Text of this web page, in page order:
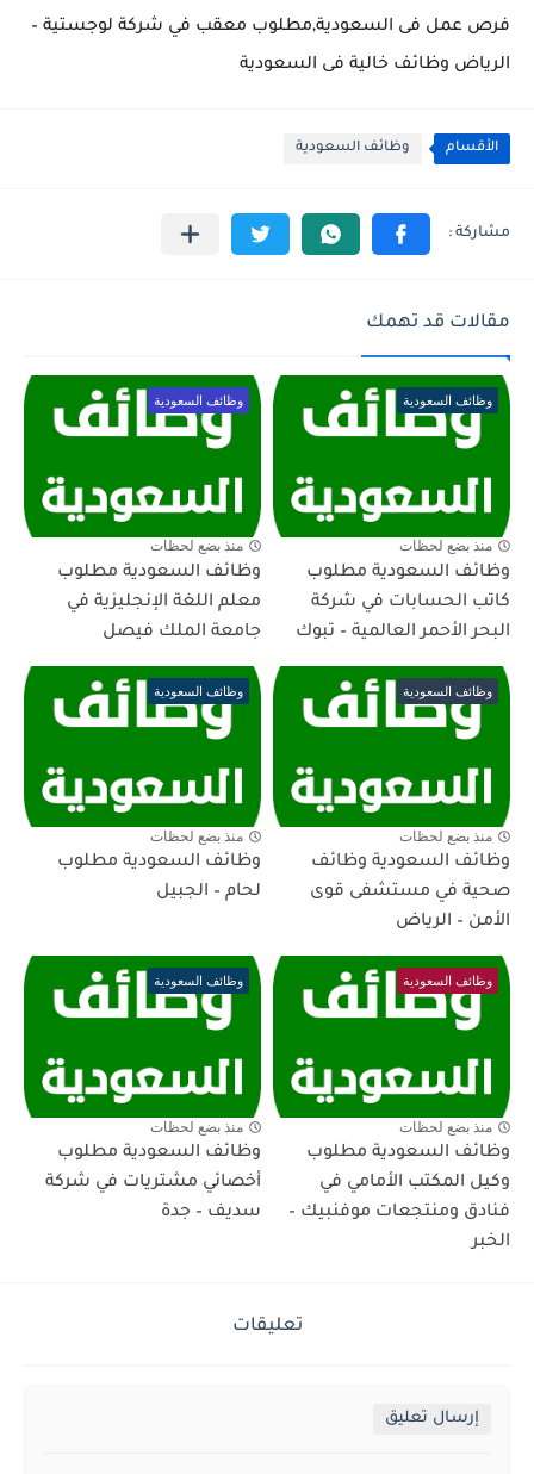
فرص عمل فى السعودية,مطلوب معقب في شركة لوجستية –
الرياض وظائف خالية فى السعودية
الأقسام وظائف السعودية
مقالات قد تهمك
وظائف السعودية
منذ بضع لحظات
وظائف السعودية مطلوب
كاتب الحسابات في شركة
البحر الأحمر العالمية – تبوك
وظائف السعودية
منذ بضع لحظات
وظائف السعودية مطلوب
معلم اللغة الإنجليزية في
جامعة الملك فيصل
وظائف السعودية
منذ بضع لحظات
وظائف السعودية وظائف
صحية في مستشفى قوى
الأمن – الرياض
وظائف السعودية
منذ بضع لحظات
وظائف السعودية مطلوب
لحام – الجبيل
وظائف السعودية
منذ بضع لحظات
وظائف السعودية مطلوب
وكيل المكتب الأمامي في
فنادق ومنتجعات موفنبيك –
الخبر
وظائف السعودية
منذ بضع لحظات
وظائف السعودية مطلوب
أخصائي مشتريات في شركة
سديف – جدة
تعليقات
إرسال تعليق